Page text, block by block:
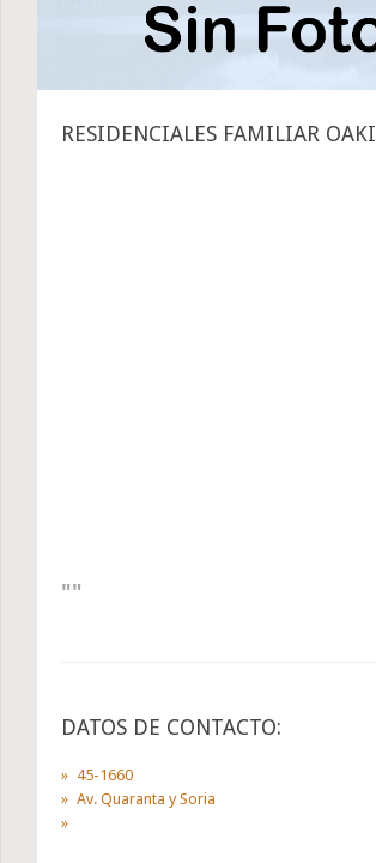
RESIDENCIALES FAMILIAR OAKI
DATOS DE CONTACTO:
45-1660
Av. Quaranta y Soria